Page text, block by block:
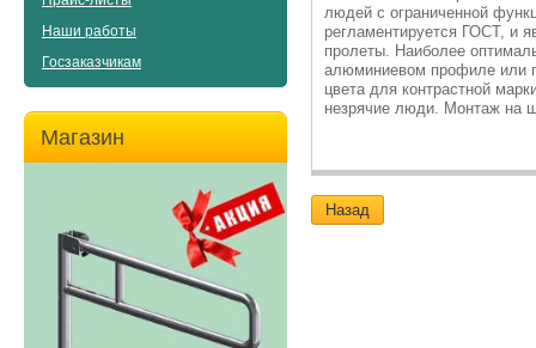
Наши работы
Госзаказчикам
Магазин
людей с ограниченной
регламентируется ГОСТ, и
пролеты. Наиболее
алюминиевом профиле или
цвета для контрастной
незрячие люди. Монтаж на
Назад